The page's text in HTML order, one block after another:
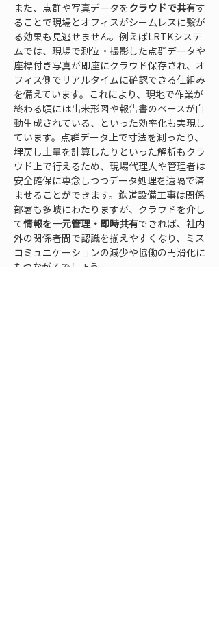
また、点群や写真データをクラウドで共有す
ることで現場とオフィスがシームレスに繋が
る効果も見逃せません。例えばLRTKシステ
ムでは、現場で測位・撮影した点群データや
座標付き写真が即座にクラウド保存され、オ
フィス側でリアルタイムに確認できる仕組み
を備えています。これにより、現地で作業が
終わる頃には出来形図や報告書のベースが自
動生成されている、といった効率化も実現し
ています。点群データ上で寸法を測ったり、
埋戻し土量を計算したりといった解析もクラ
ウド上で行えるため、現場代理人や管理者は
安全確保に専念しつつデータ処理を遠隔で済
ませることができます。鉄道設備工事は関係
部署も多岐にわたりますが、クラウドを介し
て情報を一元管理・即時共有できれば、社内
外の関係者間で認識を揃えやすくなり、ミス
コミュニケーションの減少や協働の円滑化に
もつながるでしょう。